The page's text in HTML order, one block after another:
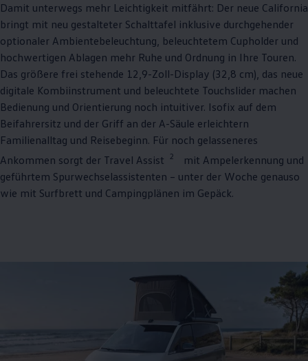
Damit unterwegs mehr Leichtigkeit mitfährt: Der neue California
bringt mit neu gestalteter Schalttafel inklusive durchgehender
optionaler Ambientebeleuchtung, beleuchtetem Cupholder und
hochwertigen Ablagen mehr Ruhe und Ordnung in Ihre Touren.
Das größere frei stehende 12,9-Zoll-Display (32,8 cm), das neue
digitale Kombiinstrument und beleuchtete Touchslider machen
Bedienung und Orientierung noch intuitiver. Isofix auf dem
Beifahrersitz und der Griff an der A-Säule erleichtern
Familienalltag und Reisebeginn. Für noch gelasseneres
Ankommen sorgt der Travel Assist
2
mit Ampelerkennung und
geführtem Spurwechselassistenten – unter der Woche genauso
wie mit Surfbrett und Campingplänen im Gepäck.